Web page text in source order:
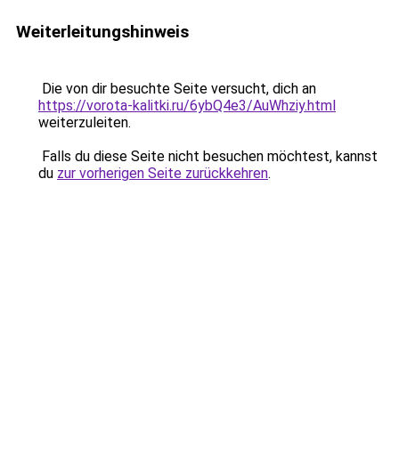
Weiterleitungshinweis
Die von dir besuchte Seite versucht, dich an
https://vorota-kalitki.ru/6ybQ4e3/AuWhziy.html
weiterzuleiten.
Falls du diese Seite nicht besuchen möchtest, kannst
du zur vorherigen Seite zurückkehren.